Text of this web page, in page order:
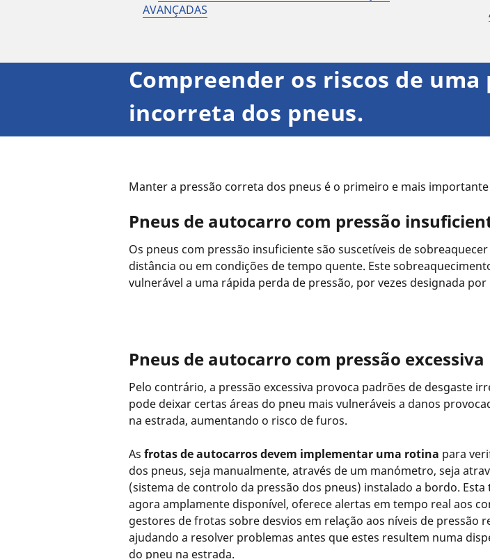
AVANÇADAS
Compreender os riscos de
incorreta dos pneus.
Manter a pressão correta dos pneus é o primeiro e mais
Pneus de autocarro com pressão
Os pneus com pressão insuficiente são suscetíveis de
distância ou em condições de tempo quente. Este
vulnerável a uma rápida perda de pressão, por vezes designada
Pneus de autocarro com pressão excessiva
Pelo contrário, a pressão excessiva provoca padrões de desgaste
pode deixar certas áreas do pneu mais vulneráveis a danos
na estrada, aumentando o risco de furos.
As frotas de autocarros devem implementar uma rotina para
dos pneus, seja manualmente, através de um manómetro, seja
(sistema de controlo da pressão dos pneus) instalado a bordo. Esta
agora amplamente disponível, oferece alertas em tempo real aos
gestores de frotas sobre desvios em relação aos níveis de pressão
ajudando a resolver problemas antes que estes resultem numa
do pneu na estrada.